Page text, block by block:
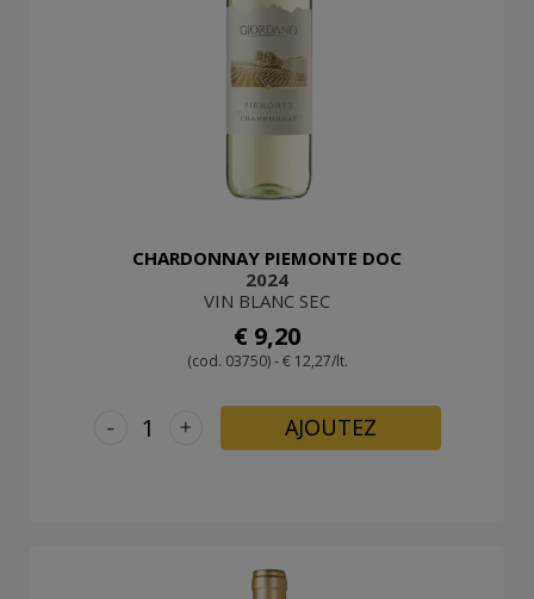
CHARDONNAY PIEMONTE DOC
2024
VIN BLANC SEC
€ 9,20
(cod. 03750) - € 12,27/lt.
+
- AJOUTEZ